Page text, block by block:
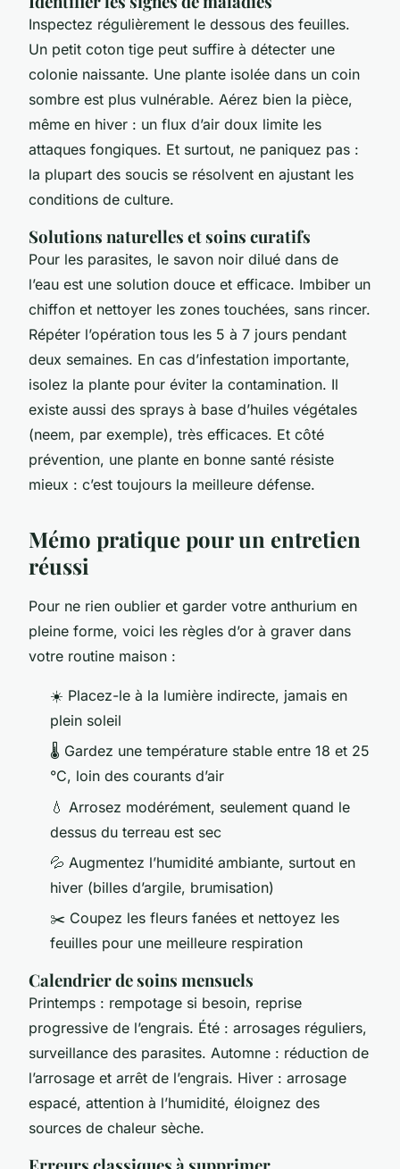
Inspectez régulièrement le dessous des feuilles.
Un petit coton tige peut suffire à détecter une
colonie naissante. Une plante isolée dans un coin
sombre est plus vulnérable. Aérez bien la pièce,
même en hiver : un flux d’air doux limite les
attaques fongiques. Et surtout, ne paniquez pas :
la plupart des soucis se résolvent en ajustant les
conditions de culture.
Solutions naturelles et soins curatifs
Pour les parasites, le savon noir dilué dans de
l’eau est une solution douce et efficace. Imbiber un
chiffon et nettoyer les zones touchées, sans rincer.
Répéter l’opération tous les 5 à 7 jours pendant
deux semaines. En cas d’infestation importante,
isolez la plante pour éviter la contamination. Il
existe aussi des sprays à base d’huiles végétales
(neem, par exemple), très efficaces. Et côté
prévention, une plante en bonne santé résiste
mieux : c’est toujours la meilleure défense.
Mémo pratique pour un entretien
réussi
Pour ne rien oublier et garder votre anthurium en
pleine forme, voici les règles d’or à graver dans
votre routine maison :
☀️ Placez-le à la lumière indirecte, jamais en
plein soleil
🌡️ Gardez une température stable entre 18 et 25
°C, loin des courants d’air
💧 Arrosez modérément, seulement quand le
dessus du terreau est sec
💦 Augmentez l’humidité ambiante, surtout en
hiver (billes d’argile, brumisation)
✂️ Coupez les fleurs fanées et nettoyez les
feuilles pour une meilleure respiration
Calendrier de soins mensuels
Printemps : rempotage si besoin, reprise
progressive de l’engrais. Été : arrosages réguliers,
surveillance des parasites. Automne : réduction de
l’arrosage et arrêt de l’engrais. Hiver : arrosage
espacé, attention à l’humidité, éloignez des
sources de chaleur sèche.